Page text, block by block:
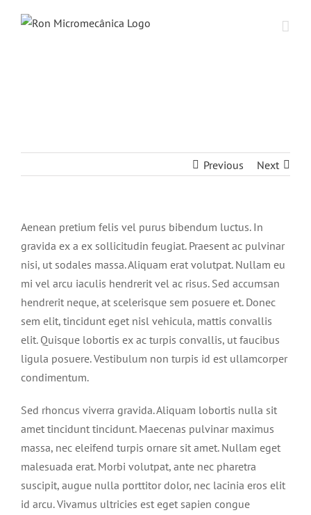
Previous Next
Aenean pretium felis vel purus bibendum luctus. In
gravida ex a ex sollicitudin feugiat. Praesent ac pulvinar
nisi, ut sodales massa. Aliquam erat volutpat. Nullam eu
mi vel arcu iaculis hendrerit vel ac risus. Sed accumsan
hendrerit neque, at scelerisque sem posuere et. Donec
sem elit, tincidunt eget nisl vehicula, mattis convallis
elit. Quisque lobortis ex ac turpis convallis, ut faucibus
ligula posuere. Vestibulum non turpis id est ullamcorper
condimentum.
Sed rhoncus viverra gravida. Aliquam lobortis nulla sit
amet tincidunt tincidunt. Maecenas pulvinar maximus
massa, nec eleifend turpis ornare sit amet. Nullam eget
malesuada erat. Morbi volutpat, ante nec pharetra
suscipit, augue nulla porttitor dolor, nec lacinia eros elit
id arcu. Vivamus ultricies est eget sapien congue